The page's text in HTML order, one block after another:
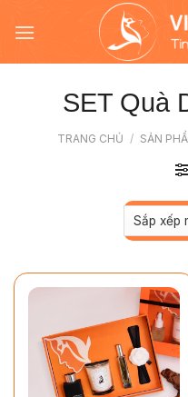
đến
SET Quà
TRANG CHỦ / SẢN